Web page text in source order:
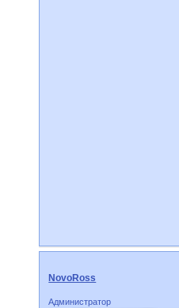
NovoRoss
Администратор